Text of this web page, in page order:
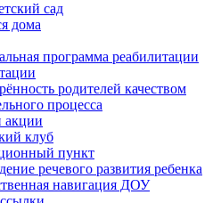
сад
дома
программа реабилитации
родителей качеством
процесса
акции
клуб
пункт
речевого развития ребенка
навигация ДОУ